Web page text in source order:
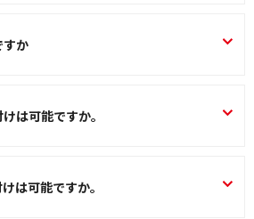
はんだこて
すか
はんだこて
は可能ですか。
乾電池用ソケットをご使用ください。
は可能ですか。